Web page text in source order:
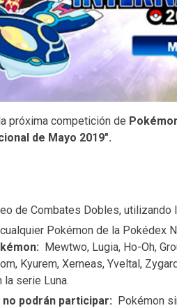
próxima competición de
de Mayo 2019″.
de Combates Dobles, utilizando
Pokémon de la Pokédex
Mewtwo, Lugia, Ho-Oh,
Kyurem, Xerneas, Yveltal,
serie Luna.
podrán participar: Pokémon